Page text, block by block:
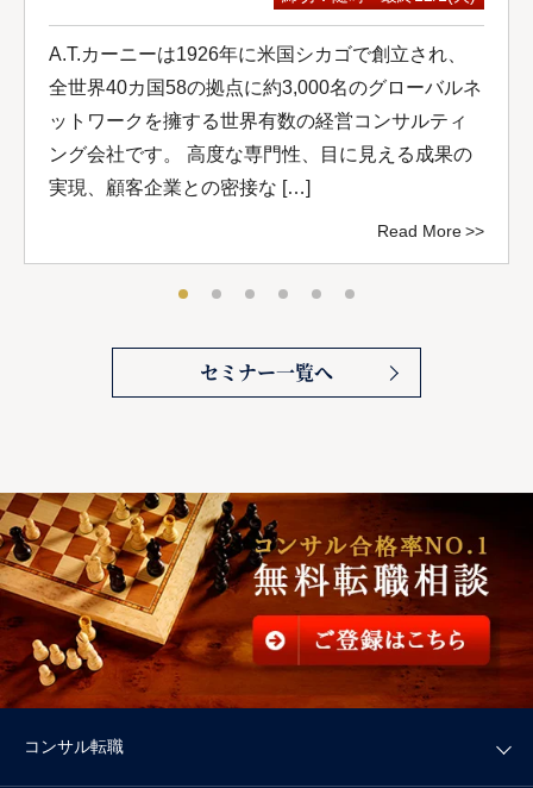
A.T.カーニーは1926年に米国シカゴで創立され、
全世界40カ国58の拠点に約3,000名のグローバルネ
ットワークを擁する世界有数の経営コンサルティ
ング会社です。 高度な専門性、目に見える成果の
実現、顧客企業との密接な […]
Read More
セミナー一覧へ
コンサル転職